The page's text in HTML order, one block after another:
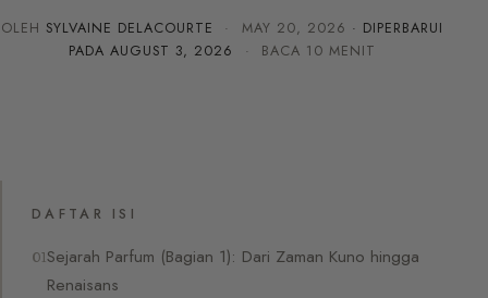
OLEH SYLVAINE DELACOURTE · MAY 20, 2026 · DIPERBARUI
PADAAUGUST 3, 2026 · BACA 10 MENIT
DAFTAR ISI
Sejarah Parfum (Bagian 1): Dari Zaman Kuno hingga
Renaisans